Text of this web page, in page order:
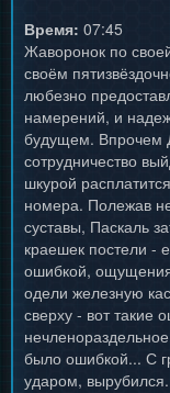
Время: 07:45
Жаворонок по
своём
любезно
намерений, и
будущем. Впрочем
сотрудничество
шкурой
номера. Полежав
суставы, Паскаль
краешек постели -
ошибкой,
одели железную
сверху - вот такие
было ошибкой... С
ударом, вырубился.